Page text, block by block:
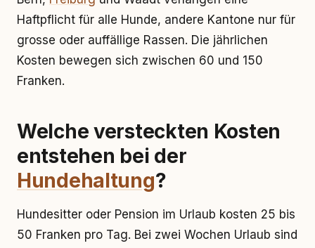
Haftpflicht für alle Hunde, andere Kantone nur für
grosse oder auffällige Rassen. Die jährlichen
Kosten bewegen sich zwischen 60 und 150
Franken.
Welche versteckten Kosten
entstehen bei der
Hundehaltung?
Hundesitter oder Pension im Urlaub kosten 25 bis
50 Franken pro Tag. Bei zwei Wochen Urlaub sind